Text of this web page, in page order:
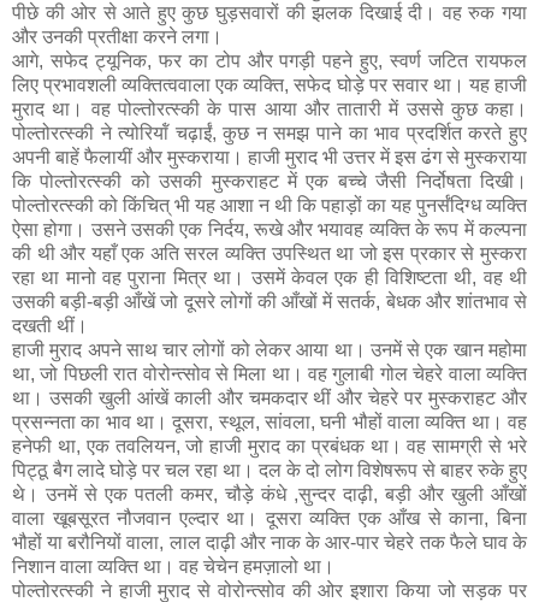
पीछे की ओर से आते हुए कुछ घुड़सवारों की झलक दिखाई दी। वह रुक गया
और उनकी प्रतीक्षा करने लगा।
आगे, सफेद ट्यूनिक, फर का टोप और पगड़ी पहने हुए, स्वर्ण जटित रायफल
लिए प्रभावशली व्यक्तित्ववाला एक व्यक्ति, सफेद घोड़े पर सवार था। यह हाजी
मुराद था। वह पोल्तोरत्स्की के पास आया और तातारी में उससे कुछ कहा।
पोल्तोरत्स्की ने त्योरियॉं चढ़ाईं, कुछ न समझ पाने का भाव प्रदर्शित करते हुए
अपनी बाहें फैलायीं और मुस्कराया। हाजी मुराद भी उत्तर में इस ढंग से मुस्कराया
कि पोल्तोरत्स्की को उसकी मुस्कराहट में एक बच्चे जैसी निर्दोषता दिखी।
पोल्तोरत्स्की को किंचित् भी यह आशा न थी कि पहाड़ों का यह पुनर्संदिग्ध व्यक्ति
ऐसा होगा। उसने उसकी एक निर्दय, रूखे और भयावह व्यक्ति के रूप में कल्पना
की थी और यहाँ एक अति सरल व्यक्ति उपस्थित था जो इस प्रकार से मुस्करा
रहा था मानो वह पुराना मित्र था। उसमें केवल एक ही विशिष्टता थी, वह थी
उसकी बड़ी-बड़ी आँखें जो दूसरे लोगों की आँखों में सतर्क, बेधक और शांतभाव से
दखती थीं।
हाजी मुराद अपने साथ चार लोगों को लेकर आया था। उनमें से एक खान महोमा
था, जो पिछली रात वोरोन्त्सोव से मिला था। वह गुलाबी गोल चेहरे वाला व्यक्ति
था। उसकी खुली आंखें काली और चमकदार थीं और चेहरे पर मुस्कराहट और
प्रसन्नता का भाव था। दूसरा, स्थूल, सांवला, घनी भौहों वाला व्यक्ति था। वह
हनेफी था, एक तवलियन, जो हाजी मुराद का प्रबंधक था। वह सामग्री से भरे
पिट्ठू बैग लादे घोड़े पर चल रहा था। दल के दो लोग विशेषरूप से बाहर रुके हुए
थे। उनमें से एक पतली कमर, चौड़े कंधे ,सुन्दर दाढ़ी, बड़ी और खुली आँखों
वाला खूबसूरत नौजवान एल्दार था। दूसरा व्यक्ति एक आँख से काना, बिना
भौहों या बरौनियों वाला, लाल दाढ़ी और नाक के आर-पार चेहरे तक फैले घाव के
निशान वाला व्यक्ति था। वह चेचेन हमज़ालो था।
पोल्तोरत्स्की ने हाजी मुराद से वोरोन्त्सोव की ओर इशारा किया जो सड़क पर